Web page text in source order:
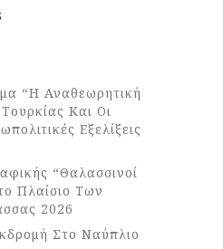
“Η Αναθεωρητική
Και Οι
Εξελίξεις
“Θαλασσινοί
Πλαίσιο Των
2026
Στο Ναύπλιο